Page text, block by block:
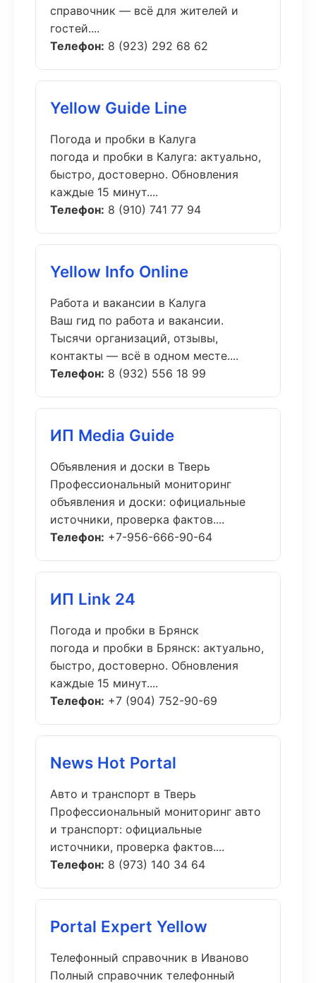
справочник — всё для жителей и
гостей....
Телефон: 8 (923) 292 68 62
Yellow Guide Line
Погода и пробки в Калуга
погода и пробки в Калуга: актуально,
быстро, достоверно. Обновления
каждые 15 минут....
Телефон: 8 (910) 741 77 94
Yellow Info Online
Работа и вакансии в Калуга
Ваш гид по работа и вакансии.
Тысячи организаций, отзывы,
контакты — всё в одном месте....
Телефон: 8 (932) 556 18 99
ИП Media Guide
Объявления и доски в Тверь
Профессиональный мониторинг
объявления и доски: официальные
источники, проверка фактов....
Телефон: +7-956-666-90-64
ИП Link 24
Погода и пробки в Брянск
погода и пробки в Брянск: актуально,
быстро, достоверно. Обновления
каждые 15 минут....
Телефон: +7 (904) 752-90-69
News Hot Portal
Авто и транспорт в Тверь
Профессиональный мониторинг авто
и транспорт: официальные
источники, проверка фактов....
Телефон: 8 (973) 140 34 64
Portal Expert Yellow
Телефонный справочник в Иваново
Полный справочник телефонный